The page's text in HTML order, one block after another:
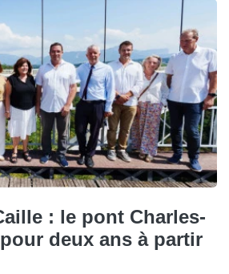
: le pont Charles-
deux ans à partir